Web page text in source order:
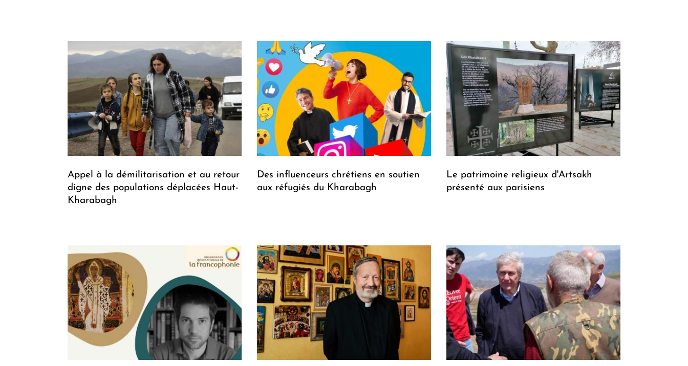
Appel à la démilitarisation et au retour
digne des populations déplacées Haut-
Kharabagh
Des influenceurs chrétiens en soutien
aux réfugiés du Kharabagh
Le patrimoine religieux d'Artsakh
présenté aux parisiens